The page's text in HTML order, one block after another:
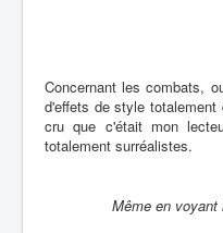
Concernant les combats,
d'effets de style
cru que c'était mon
totalement surréalistes.
Même en